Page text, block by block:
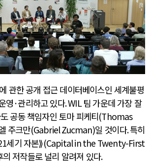
관한 공개 접근 데이터베이스인 세계불평
영 ·관리하고 있다. WIL팀 가운데 가장 잘
공동 책임자인 토마 피케티(Thomas
주크만(Gabriel Zucman)일 것이다.특히
세기 자본⟫(Capital in the Twenty-First
의 저작들로 널리 알려져 있다.